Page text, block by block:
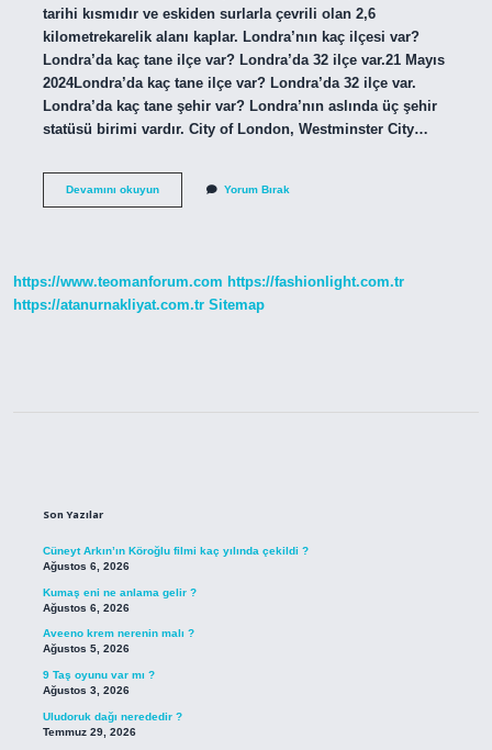
tarihi kısmıdır ve eskiden surlarla çevrili olan 2,6
kilometrekarelik alanı kaplar. Londra’nın kaç ilçesi var?
Londra’da kaç tane ilçe var? Londra’da 32 ilçe var.21 Mayıs
2024Londra’da kaç tane ilçe var? Londra’da 32 ilçe var.
Londra’da kaç tane şehir var? Londra’nın aslında üç şehir
statüsü birimi vardır. City of London, Westminster City…
Devamını okuyunLondrada
Yorum Bırak
https://www.teomanforum.com https://fashionlight.com.tr
https://atanurnakliyat.com.tr Sitemap
Son Yazılar
Cüneyt Arkın’ın Köroğlu filmi kaç yılında çekildi ?
Ağustos 6, 2026
Kumaş eni ne anlama gelir ?
Ağustos 6, 2026
Aveeno krem nerenin malı ?
Ağustos 5, 2026
9 Taş oyunu var mı ?
Ağustos 3, 2026
Uludoruk dağı nerededir ?
Temmuz 29, 2026